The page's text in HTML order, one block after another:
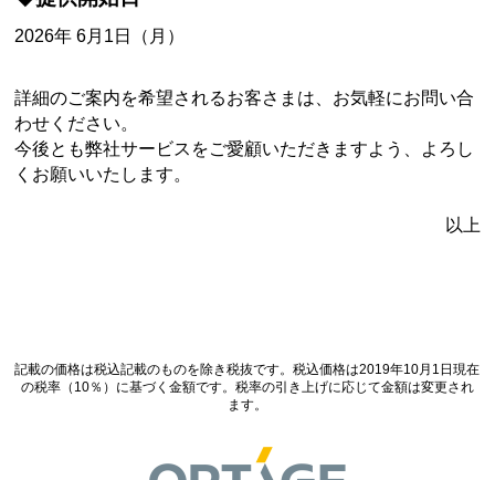
2026年 6月1日（月）
詳細のご案内を希望されるお客さまは、お気軽にお問い合
わせください。
今後とも弊社サービスをご愛顧いただきますよう、よろし
くお願いいたします。
以上
記載の価格は税込記載のものを除き税抜です。税込価格は2019年10月1日現在
の税率（10％）に基づく金額です。税率の引き上げに応じて金額は変更され
ます。